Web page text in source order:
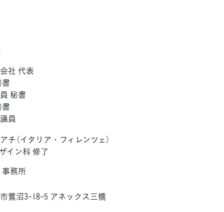
社 代表
秘書
員
チ（イタリア・フィレンツェ）
イン科 修了
務所
鷺沼3-18-5 アネックス三橋